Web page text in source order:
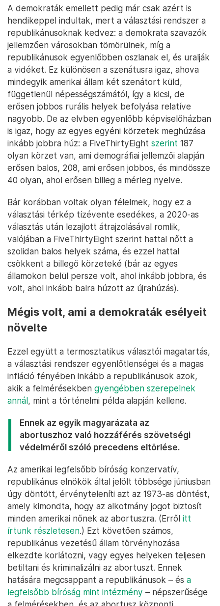
A demokraták emellett pedig már csak azért is
hendikeppel indultak, mert a választási rendszer a
republikánusoknak kedvez: a demokrata szavazók
jellemzően városokban tömörülnek, míg a
republikánusok egyenlőbben oszlanak el, és uralják
a vidéket. Ez különösen a szenátusra igaz, ahova
mindegyik amerikai állam két szenátort küld,
függetlenül népességszámától, így a kicsi, de
erősen jobbos rurális helyek befolyása relatíve
nagyobb. De az elvben egyenlőbb képviselőházban
is igaz, hogy az egyes egyéni körzetek meghúzása
inkább jobbra húz: a FiveThirtyEight szerint 187
olyan körzet van, ami demográfiai jellemzői alapján
erősen balos, 208, ami erősen jobbos, és mindössze
40 olyan, ahol erősen billeg a mérleg nyelve.
Bár korábban voltak olyan félelmek, hogy ez a
választási térkép tízévente esedékes, a 2020-as
választás után lezajlott átrajzolásával romlik,
valójában a FiveThirtyEight szerint hattal nőtt a
szolidan balos helyek száma, és ezzel hattal
csökkent a billegő körzeteké (bár az egyes
államokon belül persze volt, ahol inkább jobbra, és
volt, ahol inkább balra húzott az újrahúzás).
Mégis volt, ami a demokraták esélyeit
növelte
Ezzel együtt a termosztatikus választói magatartás,
a választási rendszer egyenlőtlenségei és a magas
infláció fényében inkább a republikánusok azok,
akik a felmérésekben gyengébben szerepelnek
annál, mint a történelmi példa alapján kellene.
Ennek az egyik magyarázata az
abortuszhoz való hozzáférés szövetségi
védelméről szóló precedens eltörlése.
Az amerikai legfelsőbb bíróság konzervatív,
republikánus elnökök által jelölt többsége júniusban
úgy döntött, érvényteleníti azt az 1973-as döntést,
amely kimondta, hogy az alkotmány jogot biztosít
minden amerikai nőnek az abortuszra. (Erről itt
írtunk részletesen.) Ezt követően számos,
republikánus vezetésű állam törvényhozása
elkezdte korlátozni, vagy egyes helyeken teljesen
betiltani és kriminalizálni az abortuszt. Ennek
hatására megcsappant a republikánusok – és a
legfelsőbb bíróság mint intézmény – népszerűsége